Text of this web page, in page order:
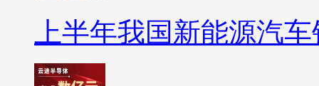
上半年我国新能源汽